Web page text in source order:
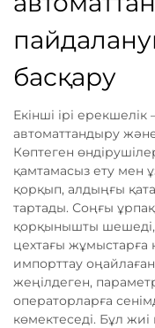
басқару
Екінші ірі
автоматтандыру
Көптеген
қамтамасыз ету мен
қорқып, алдыңғы
тартады. Соңғы
қорқынышты шешеді,
цехтағы жұмыстарға
импорттау
жеңілдеген,
операторларға
көмектеседі. Бұл